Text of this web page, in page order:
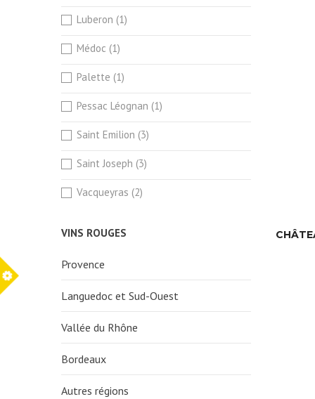
Luberon (1)
Médoc (1)
Palette (1)
Pessac Léognan (1)
Saint Emilion (3)
Saint Joseph (3)
Vacqueyras (2)
VINS ROUGES
Provence
Languedoc et Sud-Ouest
Vallée du Rhône
Bordeaux
Autres régions